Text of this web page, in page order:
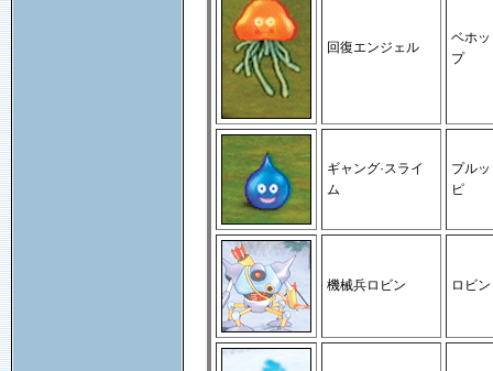
回復エンジェル
ベホッ
プ
ギャング·スライ
ム
プルッ
ピ
機械兵ロビン ロビン